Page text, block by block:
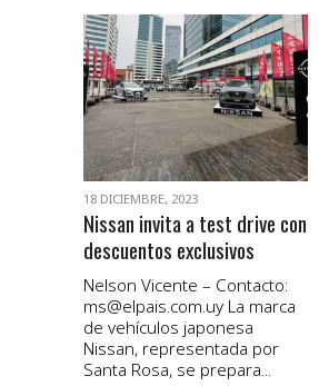
VER NOTA
18 DICIEMBRE, 2023
Nissan invita a test drive con
descuentos exclusivos
Nelson Vicente – Contacto:
ms@elpais.com.uyLa marca
de vehículos japonesa
Nissan, representada por
Santa Rosa, se prepara...